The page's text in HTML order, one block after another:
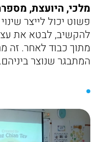
מלכי, היועצת,
פשוט יכול לייצר
להקשיב, לבטא את
מתוך כבוד לאחר. זה
המתבגר שנוצר